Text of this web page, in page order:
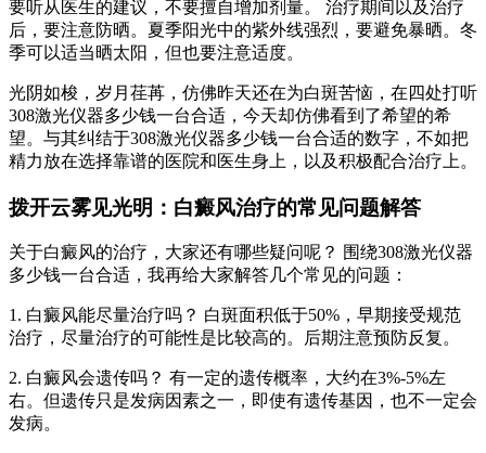
要听从医生的建议，不要擅自增加剂量。 治疗期间以及治疗
后，要注意防晒。夏季阳光中的紫外线强烈，要避免暴晒。冬
季可以适当晒太阳，但也要注意适度。
光阴如梭，岁月荏苒，仿佛昨天还在为白斑苦恼，在四处打听
308激光仪器多少钱一台合适，今天却仿佛看到了希望的希
望。与其纠结于308激光仪器多少钱一台合适的数字，不如把
精力放在选择靠谱的医院和医生身上，以及积极配合治疗上。
拨开云雾见光明：白癜风治疗的常见问题解答
关于白癜风的治疗，大家还有哪些疑问呢？ 围绕308激光仪器
多少钱一台合适，我再给大家解答几个常见的问题：
1. 白癜风能尽量治疗吗？ 白斑面积低于50%，早期接受规范
治疗，尽量治疗的可能性是比较高的。后期注意预防反复。
2. 白癜风会遗传吗？ 有一定的遗传概率，大约在3%-5%左
右。但遗传只是发病因素之一，即使有遗传基因，也不一定会
发病。